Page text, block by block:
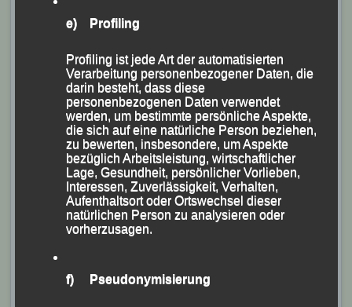
Steffi Auere) Profiling
Profiling ist jede Art der automatisierten
Verarbeitung personenbezogener Daten, die
darin besteht, dass diese
personenbezogenen Daten verwendet
werden, um bestimmte persönliche Aspekte,
die sich auf eine natürliche Person beziehen,
zu bewerten, insbesondere, um Aspekte
bezüglich Arbeitsleistung, wirtschaftlicher
Lage, Gesundheit, persönlicher Vorlieben,
Interessen, Zuverlässigkeit, Verhalten,
Aufenthaltsort oder Ortswechsel dieser
natürlichen Person zu analysieren oder
vorherzusagen.
f) Pseudonymisierung